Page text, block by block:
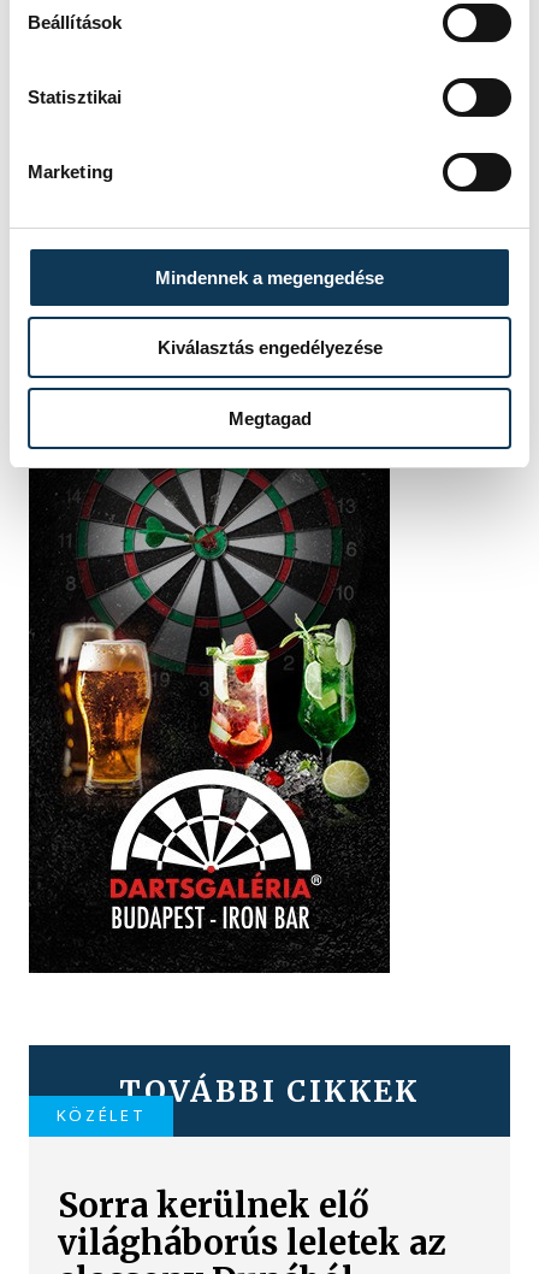
Beállítások
Statisztikai
Marketing
Mindennek a megengedése
Kiválasztás engedélyezése
Megtagad
Csaba
TOVÁBBI CIKKEK
KÖZÉLET
Sorra kerülnek elő
világháborús leletek az